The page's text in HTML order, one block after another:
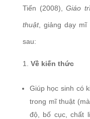
Tiến (2008),Giáo
thuật, giảng dạy mĩ
sau:
Về kiến thức
Giúp học sinh có
trong mĩ thuật
độ, bố cục, chất